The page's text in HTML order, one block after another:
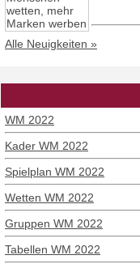
Alle Neuigkeiten »
WM 2022
Kader WM 2022
Spielplan WM 2022
Wetten WM 2022
Gruppen WM 2022
Tabellen WM 2022